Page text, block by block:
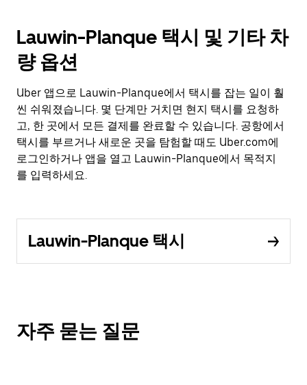
Lauwin-Planque 택시 및 기타 차
량 옵션
Uber 앱으로 Lauwin-Planque에서 택시를 잡는 일이 훨
씬 쉬워졌습니다. 몇 단계만 거치면 현지 택시를 요청하
고, 한 곳에서 모든 결제를 완료할 수 있습니다. 공항에서
택시를 부르거나 새로운 곳을 탐험할 때도 Uber.com에
로그인하거나 앱을 열고 Lauwin-Planque에서 목적지
를 입력하세요.
Lauwin-Planque 택시
자주 묻는 질문